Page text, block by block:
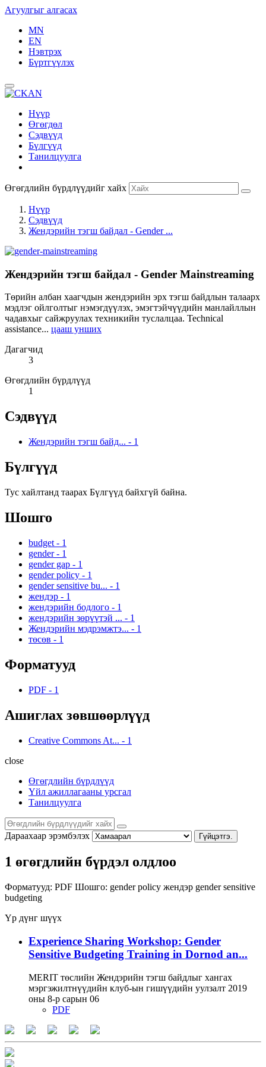
Агуулгыг алгасах
MN
EN
Нэвтрэх
Бүртгүүлэх
Нүүр
Өгөгдөл
Сэдвүүд
Бүлгүүд
Танилцуулга
Өгөгдлийн бүрдлүүдийг хайх
Нүүр
Сэдвүүд
Жендэрийн тэгш байдал - Gender ...
Жендэрийн тэгш байдал - Gender Mainstreaming
Төрийн албан хаагчдын жендэрийн эрх тэгш байдлын талаарх
мэдлэг ойлголтыг нэмэгдүүлэх, эмэгтэйчүүдийн манлайллын
чадавхыг сайжруулах техникийн туслалцаа. Technical
assistance... цааш унших
Дагагчид
3
Өгөгдлийн бүрдлүүд
1
Сэдвүүд
Жендэрийн тэгш байд... - 1
Бүлгүүд
Тус хайлтанд таарах Бүлгүүд байхгүй байна.
Шошго
budget - 1
gender - 1
gender gap - 1
gender policy - 1
gender sensitive bu... - 1
жендэр - 1
жендэрийн бодлого - 1
жендэрийн зөрүүтэй ... - 1
Жендэрийн мэдрэмжтэ... - 1
төсөв - 1
Форматууд
PDF - 1
Ашиглах зөвшөөрлүүд
Creative Commons At... - 1
close
Өгөгдлийн бүрдлүүд
Үйл ажиллагааны урсгал
Танилцуулга
Дараахаар эрэмбэлэх Гүйцэтгэ.
1 өгөгдлийн бүрдэл олдлоо
Форматууд: PDF Шошго: gender policy жендэр gender sensitive
budgeting
Үр дүнг шүүх
Experience Sharing Workshop: Gender
Sensitive Budgeting Training in Dornod an...
MERIT төслийн Жендэрийн тэгш байдлыг хангах
мэргэжилтнүүдийн клуб-ын гишүүдийн уулзалт 2019
оны 8-р сарын 06
PDF